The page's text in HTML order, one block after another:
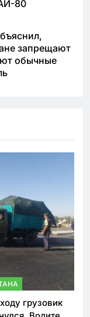
80
запрещают
обычные
грузовик